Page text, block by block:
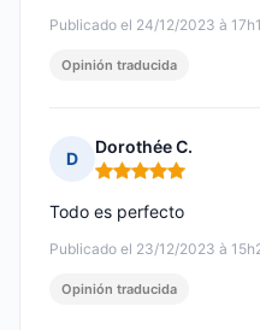
Publicado el 24/12/2023 à
Opinión traducida
D
Dorothée C.
Nota: 5 de 5
Publicado el 23/12/2023 à
Todo es perfecto
Opinión traducida